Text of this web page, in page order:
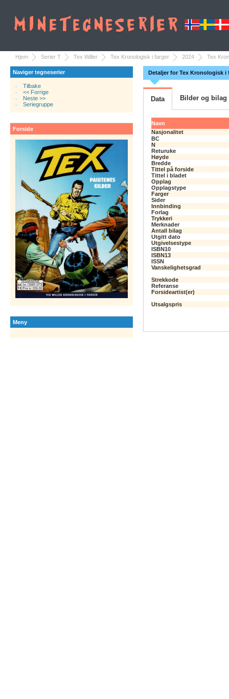
Hjem Serier T Tex Willer Tex Kronologisk i farger 2024 Tex
Naviger tegneserier
Tilbake
<< Forrige
Neste >>
Seriegruppe
Forside
Meny
Detaljer for Tex Kronologisk i
Data Bilder og bilag
Navn
Nasjonalitet
BC
N
Returuke
Høyde
Bredde
Tittel på forside
Tittel i bladet
Opplag
Opplagstype
Farger
Sider
Innbinding
Forlag
Trykkeri
Merknader
Antall bilag
Utgitt dato
Utgivelsestype
ISBN10
ISBN13
ISSN
Vanskelighetsgrad
Strekkode
Referanse
Forsideartist(er)
Utsalgspris